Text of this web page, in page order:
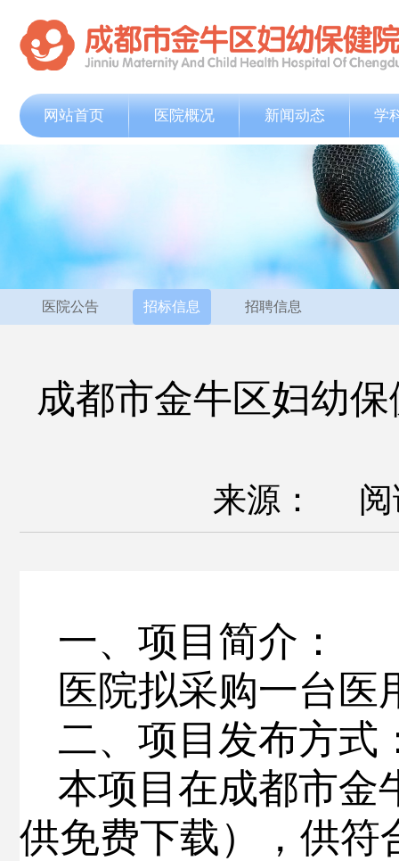
网站首页 医院概况 新闻动态 学
医院公告 招标信息 招聘信息
成都市金牛区妇幼
来源： 阅
一、 项目 简介 ：
医院拟采购一台医
二、 项目发布方式
本项目在成都市金
供免费下载），供符